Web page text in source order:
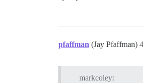
pfaffman (Jay Pfaffman) 4
markcoley: